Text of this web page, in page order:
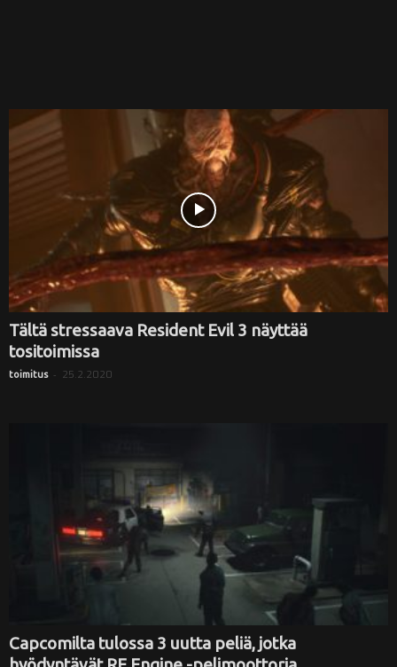
Tältä stressaava Resident Evil 3 näyttää
tositoimissa
toimitus - 25.2.2020
Capcomilta tulossa 3 uutta peliä, jotka